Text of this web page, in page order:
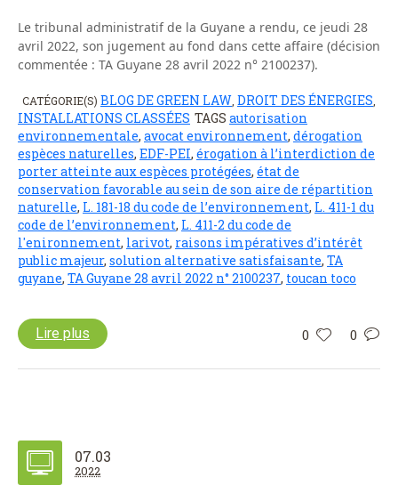
Le tribunal administratif de la Guyane a rendu, ce jeudi 28
avril 2022, son jugement au fond dans cette affaire (décision
commentée : TA Guyane 28 avril 2022 n° 2100237).
CATÉGORIE(S) BLOG DE GREEN LAW DROIT DES ÉNERGIES
INSTALLATIONS CLASSÉES TAGS autorisation
environnementale, avocat environnement, dérogation
espèces naturelles, EDF-PEI, érogation à l’interdiction de
porter atteinte aux espèces protégées, état de
conservation favorable au sein de son aire de répartition
naturelle, L. 181-18 du code de l’environnement, L. 411-1 du
code de l’environnement, L. 411-2 du code de
l'enironnement, larivot, raisons impératives d’intérêt
public majeur, solution alternative satisfaisante, TA
guyane, TA Guyane 28 avril 2022 n° 2100237, toucan toco
0 0
Lire plus
07.03
2022